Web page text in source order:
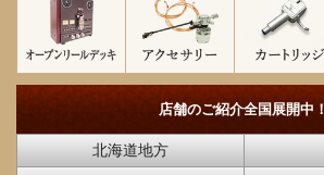
店舗のご紹介全国展開中！
北海道地方